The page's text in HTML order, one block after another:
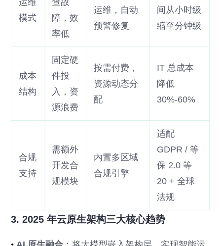
模式
障，效
率低
运维，自动
预警修复
间从小时级
缩至分钟级
成本
结构
固定硬
件投
入，资
源浪费
按需付费，
资源动态分
配
IT 总成本
降低
30%-60%
合规
支持
需额外
开发合
规模块
内置多区域
合规引擎
适配
GDPR / 等
保 2.0 等
20 + 全球
法规
3. 2025 年云原生架构三大核心趋势